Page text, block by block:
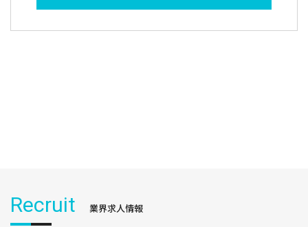
Recruit 業界求人情報